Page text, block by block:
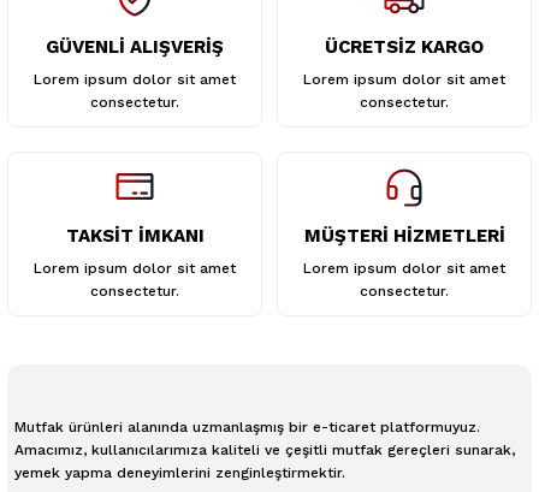
GÜVENLİ ALIŞVERİŞ
Lorem ipsum dolor sit amet
consectetur.
ÜCRETSİZ KARGO
Lorem ipsum dolor sit amet
consectetur.
TAKSİT İMKANI
Lorem ipsum dolor sit amet
consectetur.
MÜŞTERİ HİZMETLERİ
Lorem ipsum dolor sit amet
consectetur.
Mutfak ürünleri alanında uzmanlaşmış bir e-ticaret platformuyuz.
Amacımız, kullanıcılarımıza kaliteli ve çeşitli mutfak gereçleri sunarak,
yemek yapma deneyimlerini zenginleştirmektir.